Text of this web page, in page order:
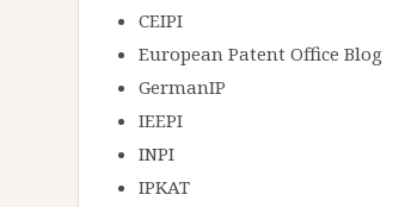
CEIPI
European Patent Office Blog
GermanIP
IEEPI
INPI
IPKAT